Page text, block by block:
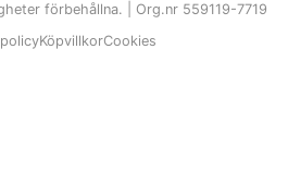
förbehållna. | Org.nr 559119-7719
KöpvillkorCookies